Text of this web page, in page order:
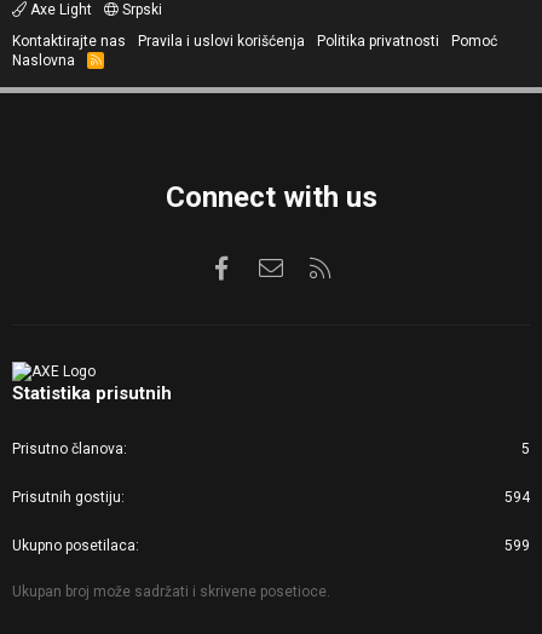
Axe Light
Srpski
Kontaktirajte nas
Pravila i uslovi korišćenja Politika privatnosti
Pomoć
Naslovna
R
S
Connect with us
FacebookKontaktirajte nas
Statistika prisutnih
Prisutno članova 5
Prisutnih gostiju 594
Ukupno posetilaca 599
Ukupan broj može sadržati i skrivene posetioce.